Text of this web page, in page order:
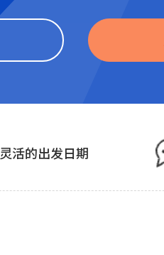
Website
灵活的出发日期